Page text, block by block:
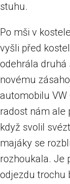
stuhu.
Po mši v
vyšli před
odehrála druhá
novému
automobilu VW
radost nám ale
když svolil
majáky se
rozhoukala. Je
odjezdu trochu